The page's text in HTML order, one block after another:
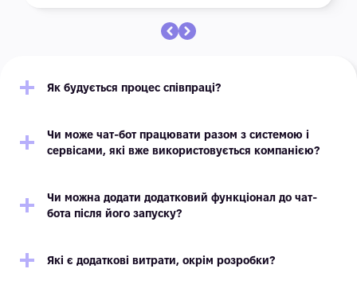
Як будується процес співпраці?
Чи може чат-бот працювати разом з системою і
сервісами, які вже використовується компанією?
Чи можна додати додатковий функціонал до чат-
бота після його запуску?
Які є додаткові витрати, окрім розробки?